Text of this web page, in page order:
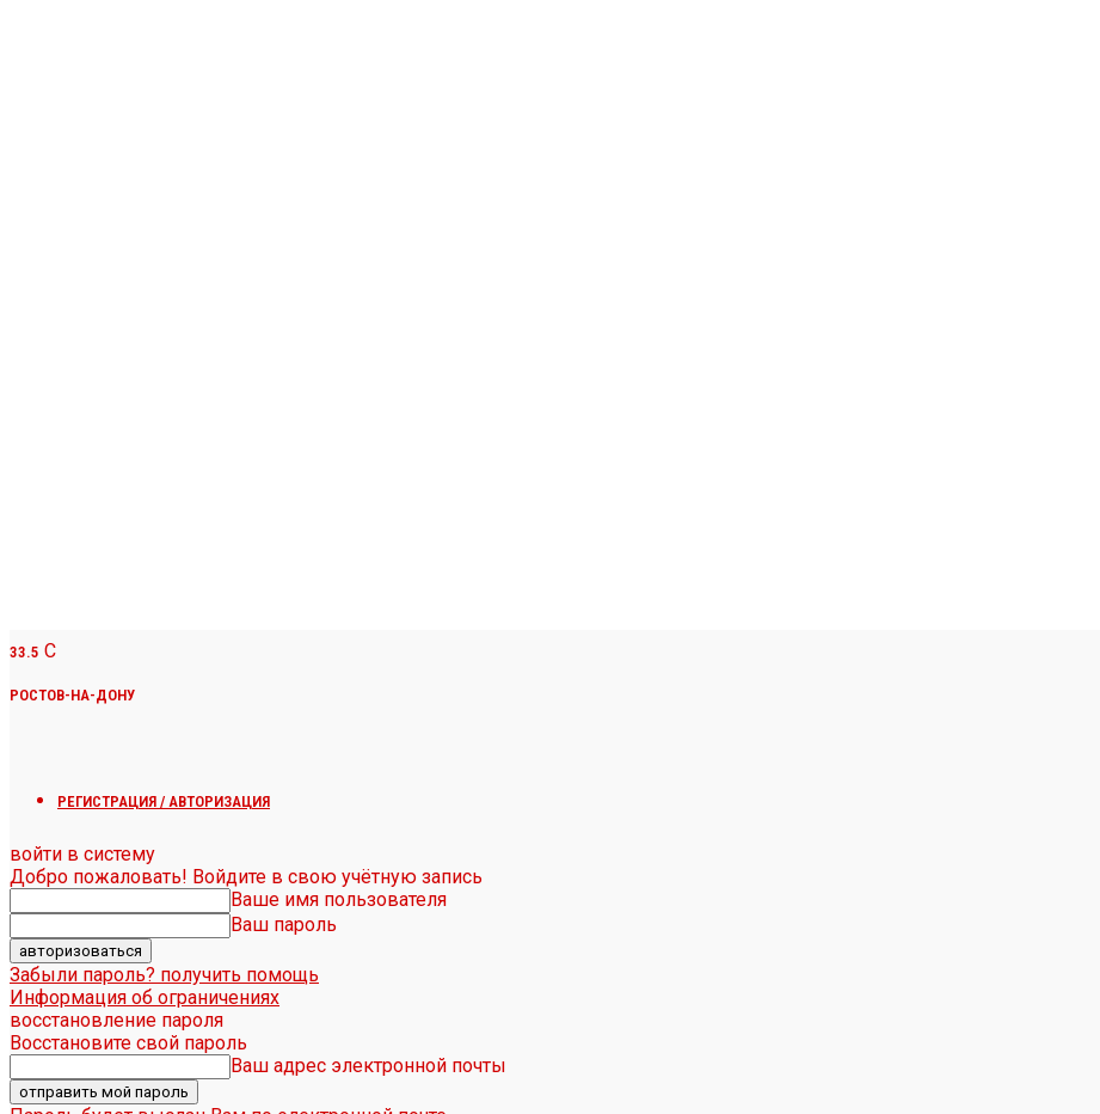
33.5 C
РОСТОВ-НА-ДОНУ
РЕГИСТРАЦИЯ / АВТОРИЗАЦИЯ
войти в систему
Добро пожаловать! Войдите в свою учётную запись
Ваше имя пользователя
Ваш пароль
Забыли пароль? получить помощь
Информация об ограничениях
восстановление пароля
Восстановите свой пароль
Ваш адрес электронной почты